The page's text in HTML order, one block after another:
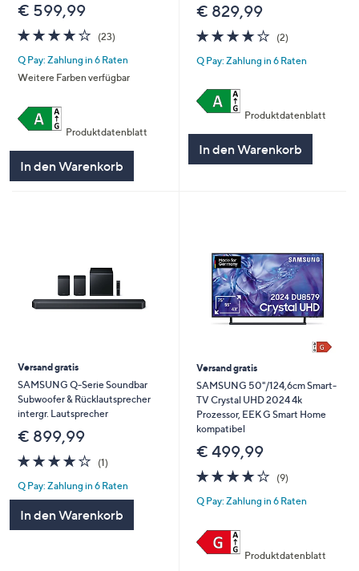
€ 599,99
4.0
von
5
(23)23
Q Pay: Zahlung in 6 Raten
Weitere Farben verfügbar
Produktdatenblatt
In den Warenkorb
€ 829,99
4.0
von
5
(2)
Q Pay: Zahlung in 6 Raten
Produktdatenblatt
In den Warenkorb
Versand gratis
SAMSUNG Q-Serie Soundbar
Subwoofer & Rücklautsprecher
intergr. Lautsprecher
€ 899,99
4.0
von
5
(1)1
Q Pay: Zahlung in 6 Raten
In den Warenkorb
Versand gratis
SAMSUNG 50"/124,6cm Smart-
TV Crystal UHD 2024 4k
Prozessor, EEK G Smart Home
kompatibel
€ 499,99
4.0
von
5
(9)9
Q Pay: Zahlung in 6 Raten
Produktdatenblatt